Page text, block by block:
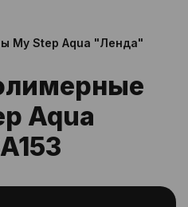
My Step Aqua "Ленда"
Aqua